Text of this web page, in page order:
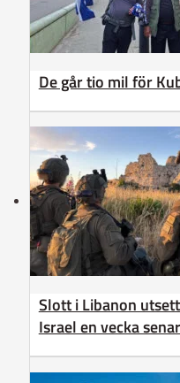
De går tio mil för
Slott i Libanon
Israel en vecka